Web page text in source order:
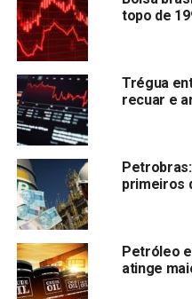
Compartilhar:
Copy
Link
TÓPICOS RELACIONADOS:
PRÓXIMA:
Ebanx acerta compra da
bilhão
NÃO PERCA:
Acionistas da
societária
topo de
Trégua
recuar e
primeiros
Petróleo
atinge